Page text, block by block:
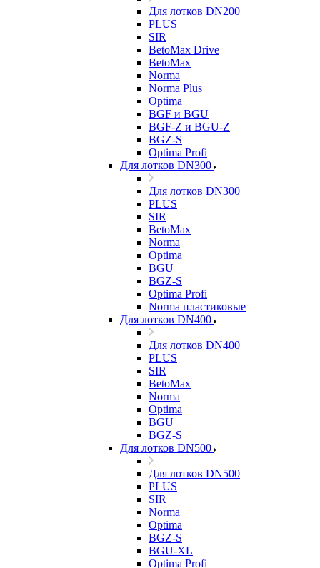
Для лотков DN200
PLUS
SIR
BetoMax Drive
BetoMax
Norma
Norma Plus
Optima
BGF и BGU
BGF-Z и BGU-Z
BGZ-S
Optima Profi
Для лотков DN300
Для лотков DN300
PLUS
SIR
BetoMax
Norma
Optima
BGU
BGZ-S
Optima Profi
Norma пластиковые
Для лотков DN400
Для лотков DN400
PLUS
SIR
BetoMax
Norma
Optima
BGU
BGZ-S
Для лотков DN500
Для лотков DN500
PLUS
SIR
Norma
Optima
BGZ-S
BGU-XL
Optima Profi